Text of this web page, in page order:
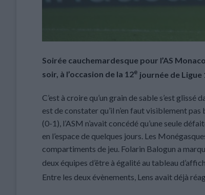
Soirée cauchemardesque pour l’AS
soir, à l’occasion de la 12e journée de Ligue
C’est à croire qu’un grain de sable s’est glissé
est de constater qu’il n’en faut visiblement
(0-1), l’ASM n’avait concédé qu’une seule
en l’espace de quelques jours. Les
compartiments de jeu. Folarin Balogun a
deux équipes d’être à égalité au tableau
Entre les deux évènements, Lens avait déjà